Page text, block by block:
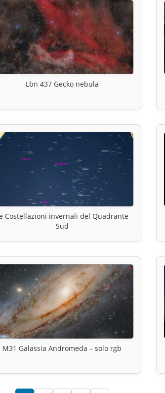
Lbn 437 Gecko nebula
Costellazioni invernali del Quadrante
Sud
M31 Galassia Andromeda – solo rgb